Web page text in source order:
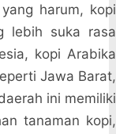
harum, kopi
lebih suka rasa
kopi Arabika
Jawa Barat,
ini memiliki
tanaman kopi,